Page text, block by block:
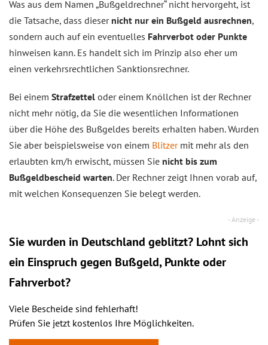
Was aus dem Namen „Bußgeldrechner“ nicht hervorgeht, ist
die Tatsache, dass dieser nicht nur ein Bußgeld ausrechnen,
sondern auch auf ein eventuelles Fahrverbot oder Punkte
hinweisen kann. Es handelt sich im Prinzip also eher um
einen verkehrsrechtlichen Sanktionsrechner.
Bei einem Strafzettel oder einem Knöllchen ist der Rechner
nicht mehr nötig, da Sie die wesentlichen Informationen
über die Höhe des Bußgeldes bereits erhalten haben. Wurden
Sie aber beispielsweise von einem Blitzermit mehr als den
erlaubten km/h erwischt, müssen Sie nicht bis zum
Bußgeldbescheid warten. Der Rechner zeigt Ihnen vorab auf,
mit welchen Konsequenzen Sie belegt werden.
Sie wurden in Deutschland geblitzt? Lohnt sich
ein Einspruch gegen Bußgeld, Punkte oder
Fahrverbot?
Viele Bescheide sind fehlerhaft!
Prüfen Sie jetzt kostenlos Ihre Möglichkeiten.